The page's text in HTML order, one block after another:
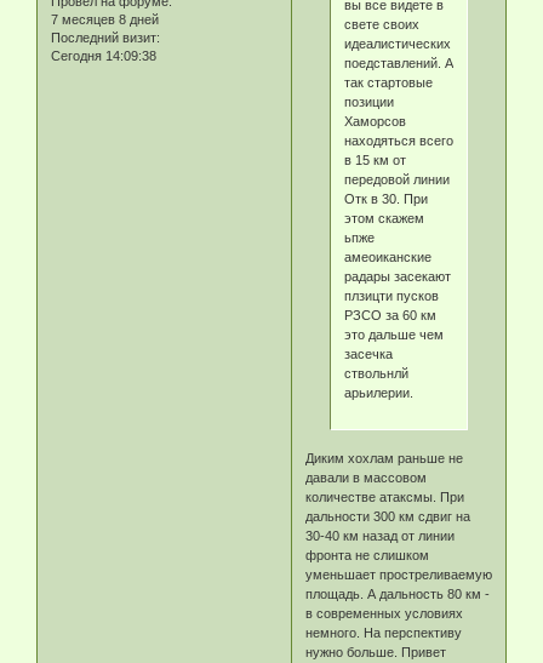
7 месяцев 8 дней
Последний визит:
Сегодня 14:09:38
вы все видете в
свете своих
идеалистических
поедставлений. А
так стартовые
позиции
Хаморсов
находяться всего
в 15 км от
передовой линии
Отк в 30. При
этом скажем
ьпже
амеоиканские
радары засекают
плзицти пусков
РЗСО за 60 км
это дальше чем
засечка
ствольнлй
арьилерии.
Диким хохлам раньше не
давали в массовом
количестве атаксмы. При
дальности 300 км сдвиг на
30-40 км назад от линии
фронта не слишком
уменьшает простреливаемую
площадь. А дальность 80 км -
в современных условиях
немного. На перспективу
нужно больше. Привет